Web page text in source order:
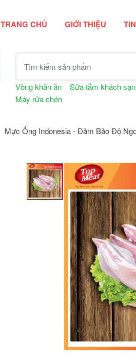
TRANG CHỦ GIỚI THIỆU
Vòng khăn ăn Sữa tắm khách sạn
Máy rửa chén
Mực Ống Indonesia - Đảm Bảo Độ